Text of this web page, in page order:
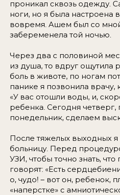
проникал сквозь одежду.
ноги, но я была настроена
вовремя. Ашем был со
забеременела той ночью.
Через два с половиной
из душа, то вдруг ощутила
боль в животе, по ногам
панике я позвонила врачу,
«У вас отошли воды, и,
ребенка. Сегодня
понедельник, сделаем
После тяжелых выходных
больницу. Перед
УЗИ, чтобы точно знать,
говорят: «Есть
о, чудо! – вот он, ребенок,
«наперстке» с